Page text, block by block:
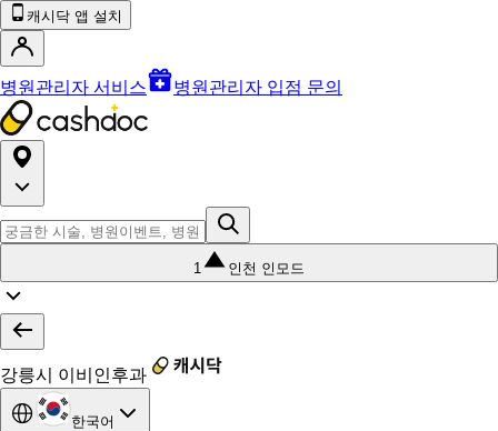
캐시닥 앱 설치
병원관리자 서비스 병원관리자 입점 문의
1 인천 인모드
강릉시 이비인후과
한국어